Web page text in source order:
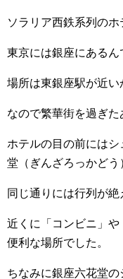
ソラリア西鉄系列のホ
東京には銀座にあるん
場所は東銀座駅が近い
なので繁華街を過ぎた
ホテルの目の前には
堂（ぎんざろっかどう
同じ通りには行列が絶
近くに「コンビニ」
便利な場所でした。
ちなみに銀座六花堂の